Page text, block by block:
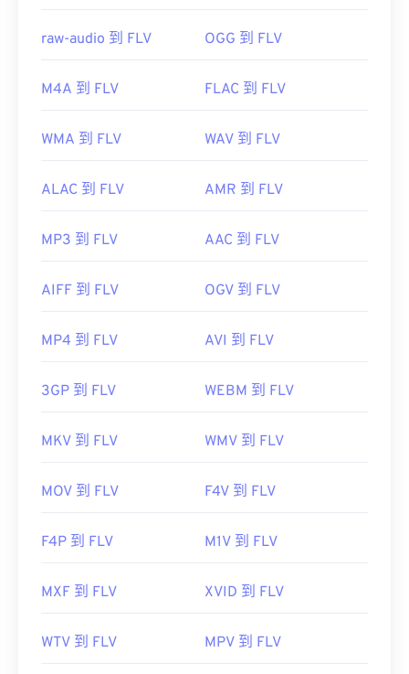
Adobe
實用連結：
raw-audio 到 FLV OGG 到 FLV
M4A 到 FLV FLAC 到 FLV
WMA 到 FLV WAV 到 FLV
ALAC 到 FLV AMR 到 FLV
MP3 到 FLV AAC 到 FLV
AIFF 到 FLV OGV 到 FLV
MP4 到 FLV AVI 到 FLV
3GP 到 FLV WEBM 到 FLV
MKV 到 FLV WMV 到 FLV
MOV 到 FLV F4V 到 FLV
F4P 到 FLV M1V 到 FLV
MXF 到 FLV XVID 到 FLV
WTV 到 FLV MPV 到 FLV